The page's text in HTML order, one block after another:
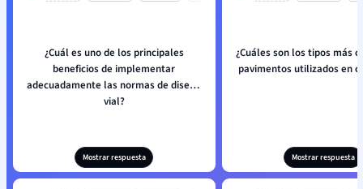
¿Cuál es uno de los principales
beneficios de implementar
adecuadamente las normas de diseño
vial?
Mostrar respuesta
¿Cuáles son los tipos más
pavimentos utilizados en
Mostrar respuesta